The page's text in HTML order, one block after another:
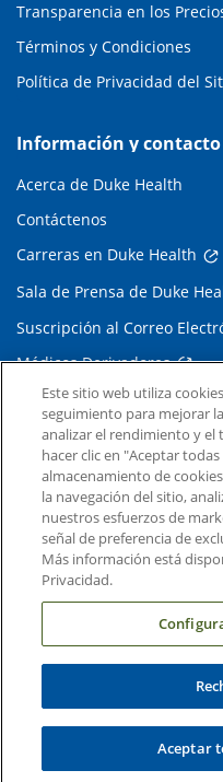
Transparencia en los
Términos y Condiciones
Política de Privacidad del
Información y contacto
Acerca de Duke Health
Contáctenos
Carreras en Duke Health
Sala de Prensa de Duke
Suscripción al Correo
Médicos Derivadores
Enlaces relacionados
Duke Cancer Institute
Duke Children's
Duke School of Medicine
Duke School of Nursing
Duke University
Términos y condiciones
Este sitio web utiliza
seguimiento para mejorar
analizar el rendimiento y
hacer clic en "Aceptar
almacenamiento de
la navegación del sitio,
nuestros esfuerzos de
señal de preferencia de
Más información está
Privacidad.
Aceptar